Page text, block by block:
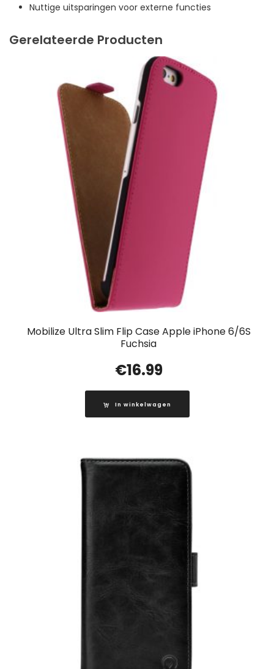
Nuttige uitsparingen voor externe functies
Gerelateerde Producten
Mobilize Ultra Slim Flip Case Apple iPhone 6/6S
Fuchsia
€16.99
In winkelwagen